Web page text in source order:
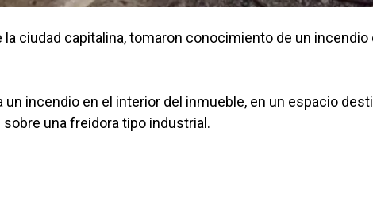
ciudad capitalina, tomaron conocimiento de un incendio
incendio en el interior del inmueble, en un espacio
una freidora tipo industrial.